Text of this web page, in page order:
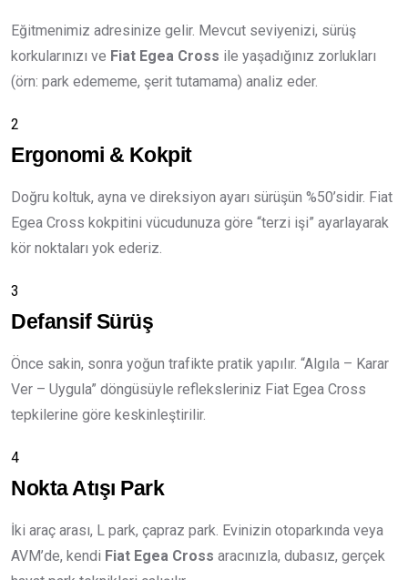
Eğitmenimiz adresinize gelir. Mevcut seviyenizi, sürüş
korkularınızı ve Fiat Egea Cross ile yaşadığınız zorlukları
(örn: park edememe, şerit tutamama) analiz eder.
2
Ergonomi & Kokpit
Doğru koltuk, ayna ve direksiyon ayarı sürüşün %50’sidir. Fiat
Egea Cross kokpitini vücudunuza göre “terzi işi” ayarlayarak
kör noktaları yok ederiz.
3
Defansif Sürüş
Önce sakin, sonra yoğun trafikte pratik yapılır. “Algıla – Karar
Ver – Uygula” döngüsüyle refleksleriniz Fiat Egea Cross
tepkilerine göre keskinleştirilir.
4
Nokta Atışı Park
İki araç arası, L park, çapraz park. Evinizin otoparkında veya
AVM’de, kendi Fiat Egea Cross aracınızla, dubasız, gerçek